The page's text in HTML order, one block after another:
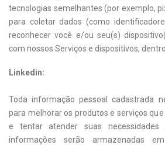
tecnologias semelhantes (por exemplo,
para coletar dados (como
reconhecer você e/ou seu(s)
com nossos Serviços e dispositivos,
Linkedin:
Toda informação pessoal cadastrada
para melhorar os produtos e serviços que
e tentar atender suas necessidades
informações serão armazenadas